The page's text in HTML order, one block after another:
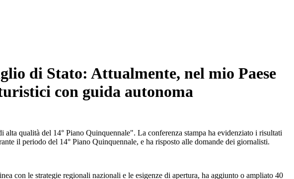
di Stato: Attualmente, nel mio Paese
con guida autonoma
qualità del 14° Piano Quinquennale". La conferenza stampa ha evidenziato i risultati
il periodo del 14° Piano Quinquennale, e ha risposto alle domande dei giornalisti.
con le strategie regionali nazionali e le esigenze di apertura, ha aggiunto o ampliato 40